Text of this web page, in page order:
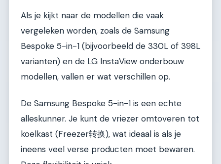
Als je kijkt naar de modellen die vaak
vergeleken worden, zoals de Samsung
Bespoke 5-in-1 (bijvoorbeeld de 330L of 398L
varianten) en de LG InstaView onderbouw
modellen, vallen er wat verschillen op.
De Samsung Bespoke 5-in-1 is een echte
alleskunner. Je kunt de vriezer omtoveren tot
koelkast (Freezer转换), wat ideaal is als je
ineens veel verse producten moet bewaren.